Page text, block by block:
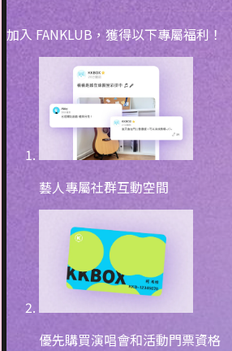
加入 FANKLUB，獲得以下專屬福利！
藝人專屬社群互動空間
優先購買演唱會和活動門票資格